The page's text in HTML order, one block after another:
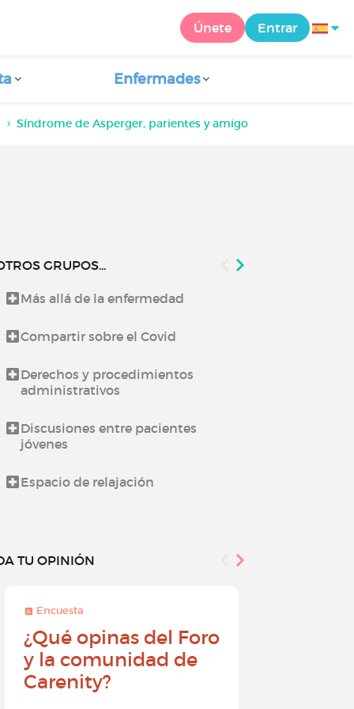
Únete Entrar
Enfermades
Síndrome de Asperger, parientes y amigos
GRUPOS...
Más allá de la enfermedad
Compartir sobre el Covid
Derechos y procedimientos
administrativos
Discusiones entre pacientes
jóvenes
Espacio de relajación
TU OPINIÓN
Encuesta
¿Qué opinas del Foro
y la comunidad de
Carenity?